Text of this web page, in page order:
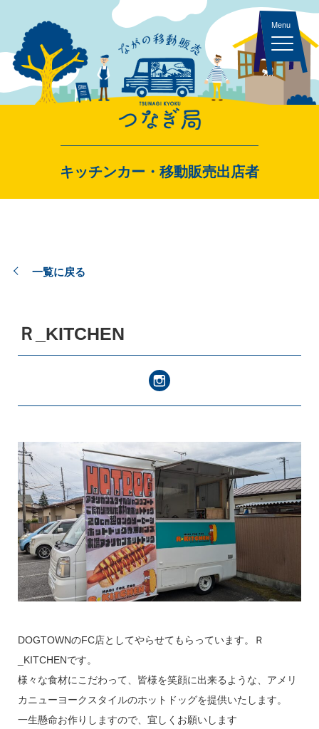
キッチンカー 一覧
キッチンカー
登録ご希望の方はこちら
登録ご希望の方はこちら
お知らせ・出店情報
つなぎ局について
災害支援班について
お問い合わせ
キッチンカー・移動販売出店者
一覧に戻る
Ｒ_KITCHEN
DOGTOWNのFC店としてやらせてもらっています。Ｒ
_KITCHENです。
様々な食材にこだわって、皆様を笑顔に出来るような、アメリ
カニューヨークスタイルのホットドッグを提供いたします。
一生懸命お作りしますので、宜しくお願いします